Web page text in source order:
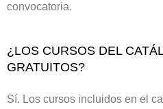
convocatoria.
¿LOS CURSOS DEL
GRATUITOS?
Sí. Los cursos incluidos en el